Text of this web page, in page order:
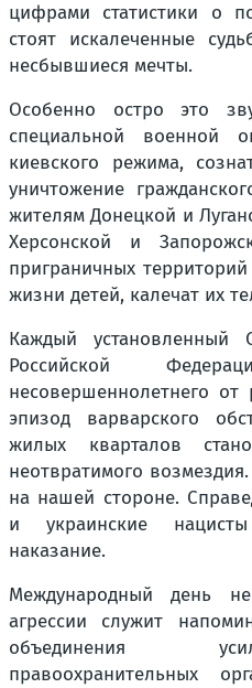
цифрами статистики о
стоят искалеченные
несбывшиеся мечты.
Особенно остро это
специальной военной
киевского режима,
уничтожение
жителям Донецкой и
Херсонской и
приграничных
жизни детей, калечат их
Каждый установленный
Российской
несовершеннолетнего
эпизод варварского
жилых кварталов
неотвратимого
на нашей стороне.
и украинские
наказание.
Международный день
агрессии служит
объединения
правоохранительных